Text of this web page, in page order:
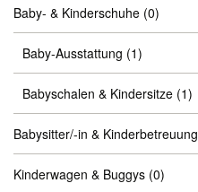
Baby- & Kinderschuhe (0)
Baby-Ausstattung (1)
Babyschalen & Kindersitze (1)
Babysitter/-in & Kinderbetreuung
Kinderwagen & Buggys (0)